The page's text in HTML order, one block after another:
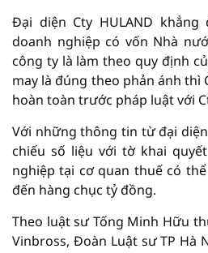
Đại diện Cty HULAND khẳng
doanh nghiệp có vốn Nhà
công ty là làm theo quy định
may là đúng theo phản ánh thì
hoàn toàn trước pháp luật với
Với những thông tin từ đại
chiếu số liệu với tờ khai
nghiệp tại cơ quan thuế có
đến hàng chục tỷ đồng.
Theo luật sư Tống Minh Hữu
Vinbross, Đoàn Luật sư TP Hà